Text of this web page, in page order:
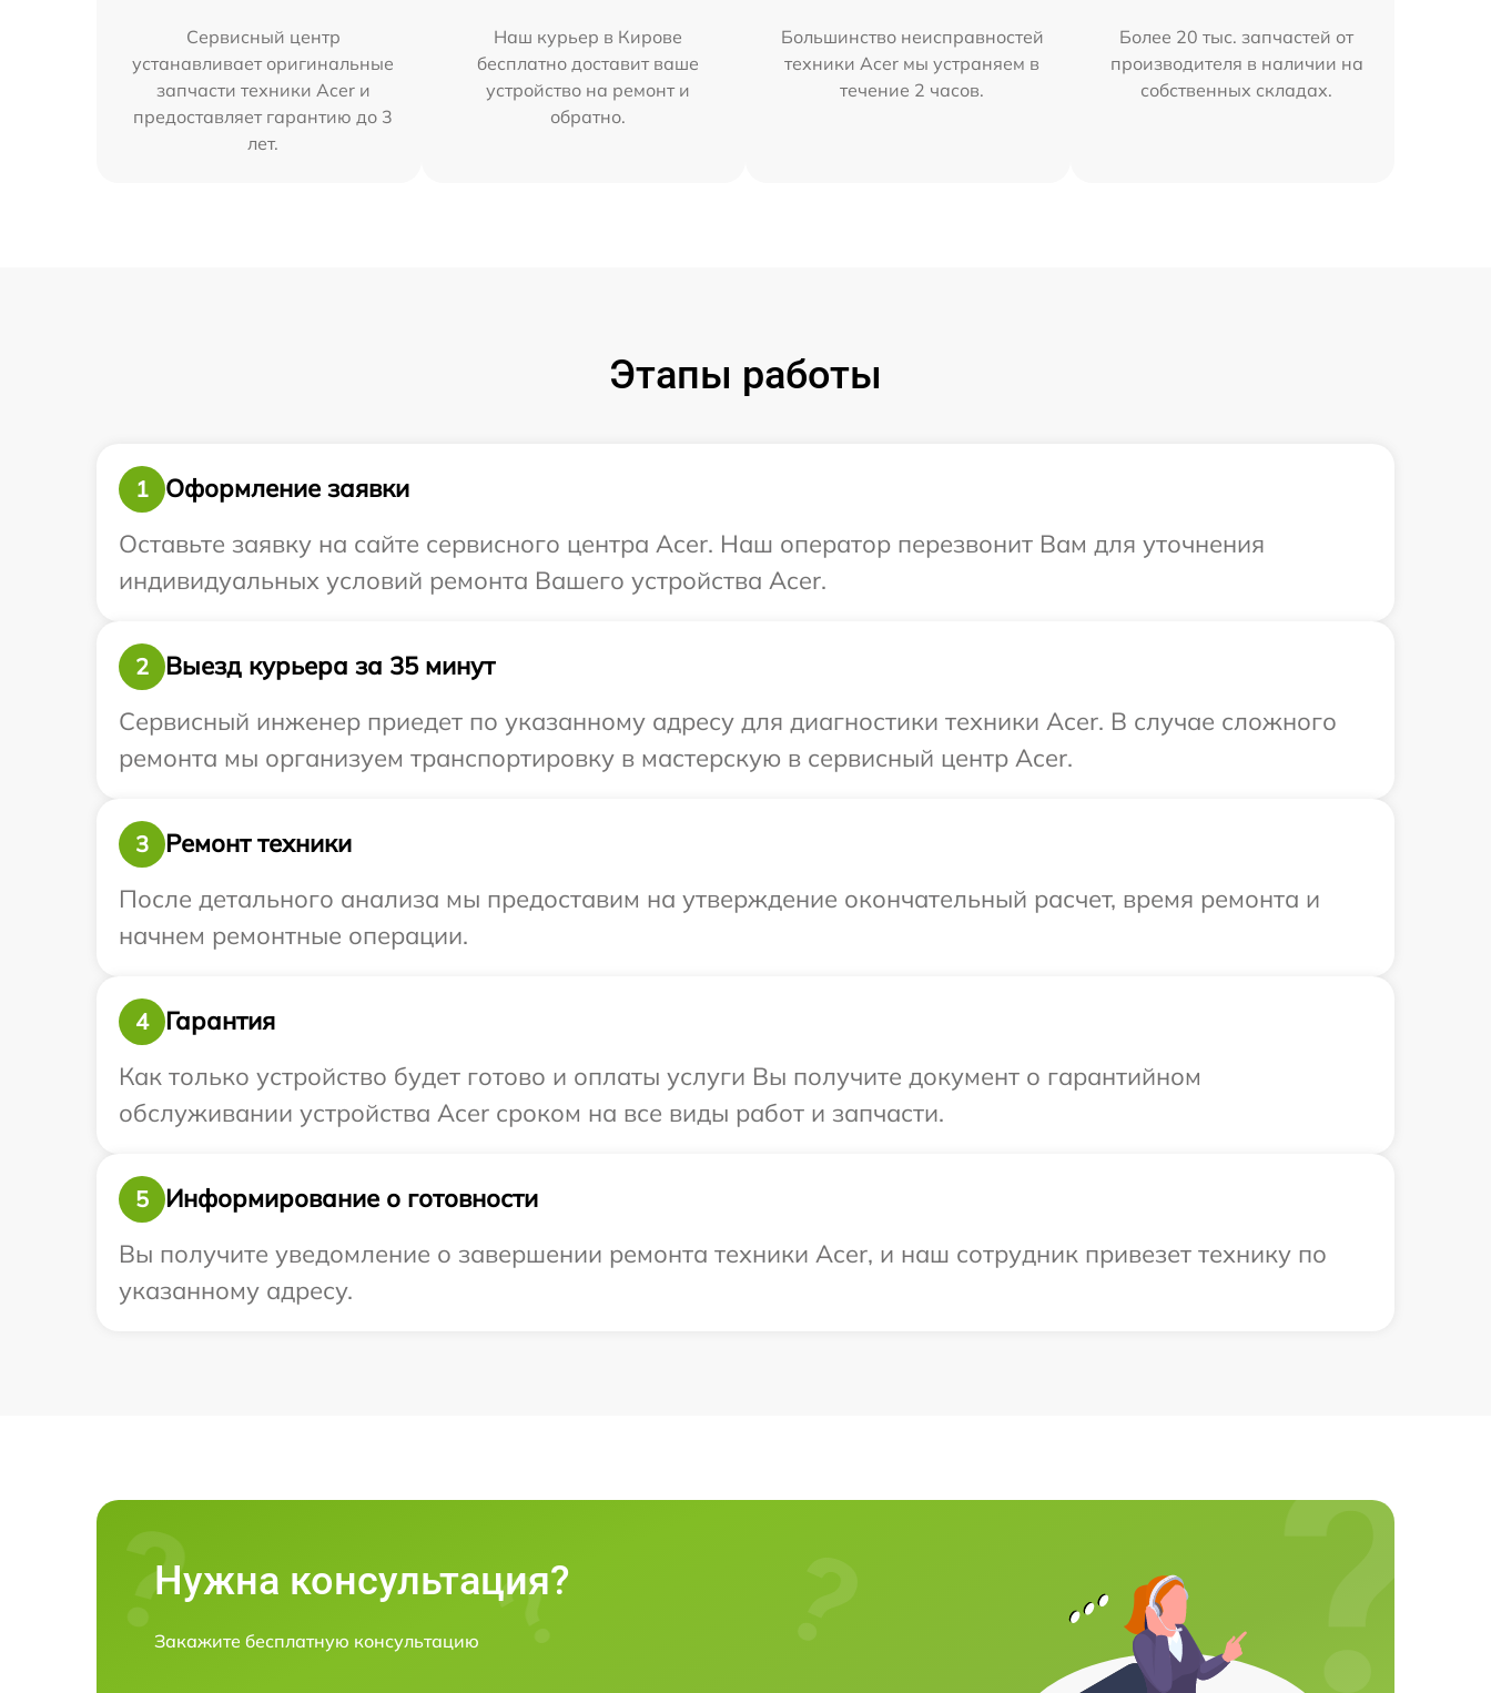
Сервисный центр
устанавливает оригинальные
запчасти техники Acer и
предоставляет гарантию до 3
лет.
Наш курьер в Кирове
бесплатно доставит ваше
устройство на ремонт и
обратно.
Большинство неисправностей
техники Acer мы устраняем в
течение 2 часов.
Более 20 тыс. запчастей от
производителя в наличии на
собственных складах.
Этапы работы
1
Оформление заявки
Оставьте заявку на сайте сервисного центра Acer. Наш оператор перезвонит Вам для уточнения
индивидуальных условий ремонта Вашего устройства Acer.
2
Выезд курьера за 35 минут
Сервисный инженер приедет по указанному адресу для диагностики техники Acer. В случае сложного
ремонта мы организуем транспортировку в мастерскую в сервисный центр Acer.
3
Ремонт техники
После детального анализа мы предоставим на утверждение окончательный расчет, время ремонта и
начнем ремонтные операции.
4
Гарантия
Как только устройство будет готово и оплаты услуги Вы получите документ о гарантийном
обслуживании устройства Acer сроком на все виды работ и запчасти.
5
Информирование о готовности
Вы получите уведомление о завершении ремонта техники Acer, и наш сотрудник привезет технику по
указанному адресу.
Нужна консультация?
Закажите бесплатную консультацию